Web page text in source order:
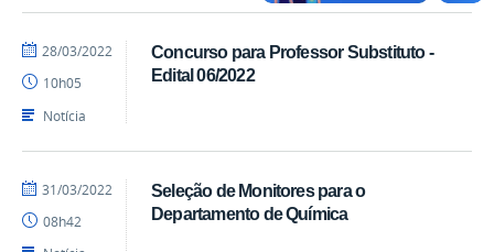
Concurso para Professor Substituto -
Edital 06/2022
por
-
DQ
publicado
28/03/2022
10h05
Notícia
Seleção de Monitores para o
Departamento de Química
por
-
DQ
publicado
31/03/2022
08h42